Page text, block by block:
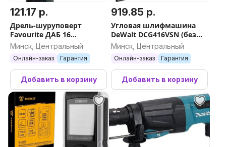
121.17 р.
Дрель-шуруповерт
Favourite ДАБ 16
303301602 (с 2-мя АКБ,
Минск, Центральный
Онлайн-заказ Гарантия
Добавить в корзину
919.85 р.
Угловая шлифмашина
DeWalt DCG416VSN (без
АКБ)
Минск, Центральный
Онлайн-заказ Гарантия
Добавить в корзину